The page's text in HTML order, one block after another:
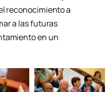
reconocimiento a
a las futuras
en un